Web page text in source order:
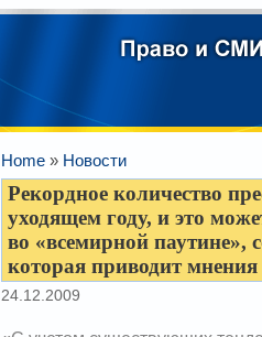
Home » Новости
Рекордное количество
уходящем году, и это
во «всемирной паутине»,
которая приводит мнения
24.12.2009